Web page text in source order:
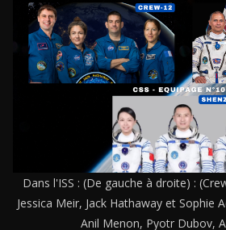
Dans l'ISS : (De gauche à droite) :
Jessica Meir, Jack Hathaway et Sophie
Anil Menon, Pyotr Dubov,